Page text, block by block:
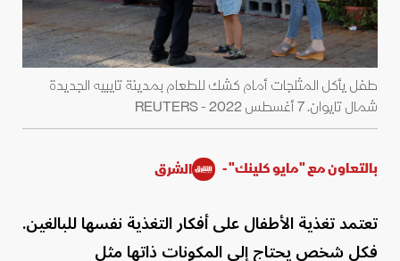
طفل يأكل المثلجات أمام كشك للطعام بمدينة تايبيه الجديدة
شمال تايوان. 7 أغسطس 2022 - REUTERS
بالتعاون مع "مايو كلينك" - الشرق
تعتمد تغذية الأطفال على أفكار التغذية نفسها للبالغين.
فكل شخص يحتاج إلى المكونات ذاتها مثل